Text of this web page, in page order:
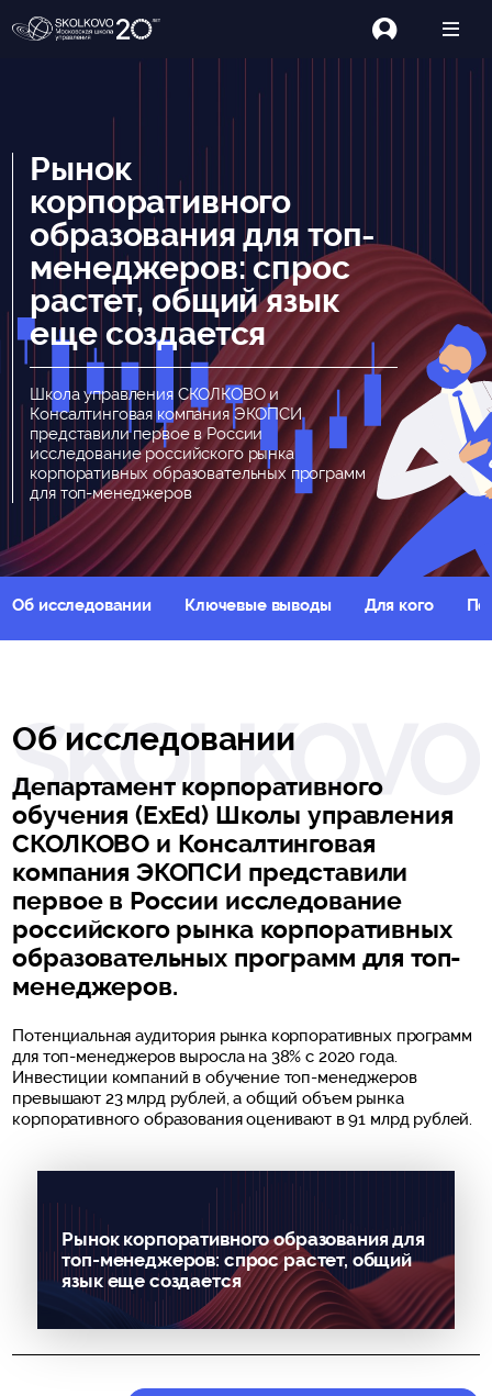
Рынок
корпоративного
образования для топ-
менеджеров: спрос
растет, общий язык
еще создается
Школа управления СКОЛКОВО и
Консалтинговая компания ЭКОПСИ
представили первое в России
исследование российского рынка
корпоративных образовательных программ
для топ-менеджеров
Об исследовании Ключевые выводы Для кого
Об исследовании
Департамент корпоративного
обучения (ExEd) Школы управления
СКОЛКОВО и Консалтинговая
компания ЭКОПСИ представили
первое в России исследование
российского рынка корпоративных
образовательных программ для топ-
менеджеров.
Потенциальная аудитория рынка корпоративных программ
для топ-менеджеров выросла на 38% с 2020 года.
Инвестиции компаний в обучение топ-менеджеров
превышают 23 млрд рублей, а общий объем рынка
корпоративного образования оценивают в 91 млрд рублей.
Рынок корпоративного образования для
топ-менеджеров: спрос растет, общий
язык еще создается